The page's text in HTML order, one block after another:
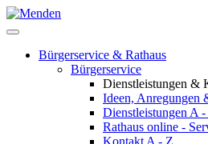
Bürgerservice & Rathaus
Bürgerservice
Dienstleistungen &
Ideen, Anregungen
Dienstleistungen A -
Rathaus online -
Kontakt A - Z